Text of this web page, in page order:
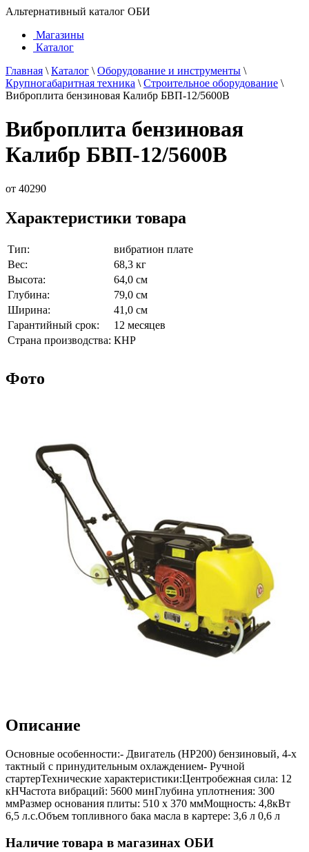
Альтернативный каталог ОБИ
Магазины
Каталог
Главная \ Каталог \ Оборудование и инструменты \
Крупногабаритная техника \ Строительное оборудование \
Виброплита бензиновая Калибр БВП-12/5600В
Виброплита бензиновая
Калибр БВП-12/5600В
от 40290
Характеристики товара
Тип:
вибратион плате
Вес:
68,3 кг
Высота:
64,0 см
Глубина:
79,0 см
Ширина:
41,0 см
Гарантийный срок:
12 месяцев
Страна производства: КНР
Фото
Описание
Основные особенности:- Двигатель (НР200) бензиновый, 4-х
тактный с принудительным охлаждением- Ручной
стартерТехнические характеристики:Центробежная сила: 12
кНЧастота вибраций: 5600 минГлубина уплотнения: 300
ммРазмер основания плиты: 510 х 370 ммМощность: 4,8кВт
6,5 л.с.Объем топливного бака масла в картере: 3,6 л 0,6 л
Наличие товара в магазинах ОБИ